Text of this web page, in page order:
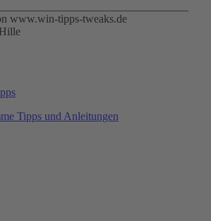
www.win-tipps-tweaks.de